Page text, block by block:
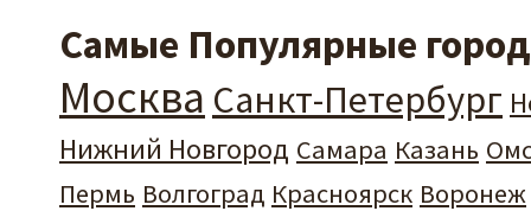
Самые Популярные
Москва Санкт-Петербург
Нижний Новгород Самара Казань
Пермь Волгоград Красноярск Воронеж